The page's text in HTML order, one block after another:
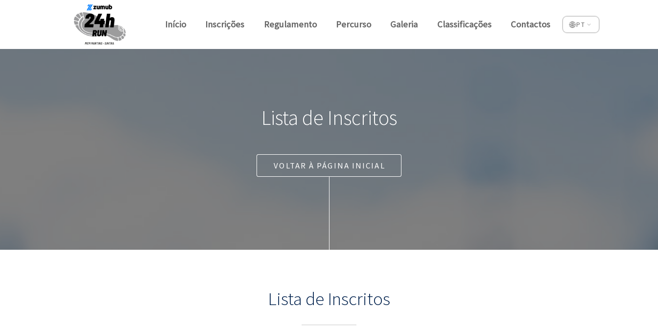
Início Inscrições Regulamento Percurso Galeria Classificações Contactos 🌐PT
Lista de Inscritos
VOLTAR À PÁGINA INICIAL
Lista de Inscritos